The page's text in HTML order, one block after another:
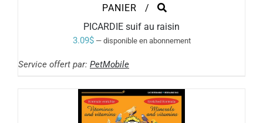
PANIER
/
PICARDIE suif au raisin
3.09$ —disponible en abonnement
Service offert par: PetMobile